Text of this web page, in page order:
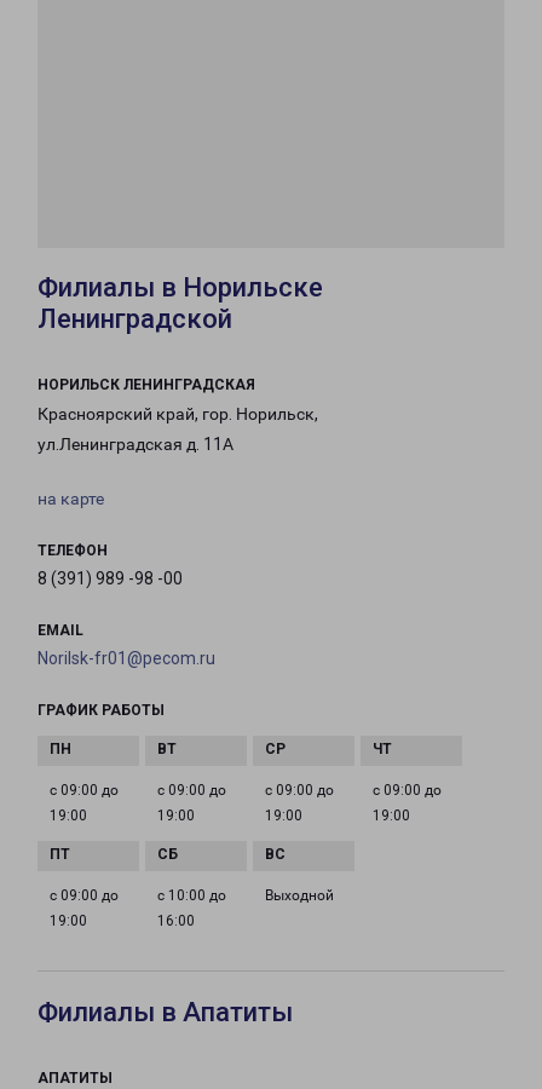
Филиалы в Норильске
Ленинградской
НОРИЛЬСК ЛЕНИНГРАДСКАЯ
Красноярский край, гор. Норильск,
ул.Ленинградская д. 11А
на карте
ТЕЛЕФОН
8 (391) 989 -98 -00
EMAIL
Norilsk-fr01@pecom.ru
ГРАФИК РАБОТЫ
с 09:00 до
19:00
с 09:00 до
19:00
с 09:00 до
19:00
с 09:00 до
19:00
с 09:00 до
19:00
с 10:00 до
16:00
Выходной
Филиалы в Апатиты
АПАТИТЫ